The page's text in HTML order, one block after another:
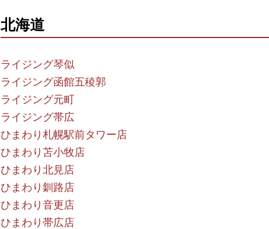
北海道
ライジング琴似
ライジング函館五稜郭
ライジング元町
ライジング帯広
ひまわり札幌駅前タワー店
ひまわり苫小牧店
ひまわり北見店
ひまわり釧路店
ひまわり音更店
ひまわり帯広店